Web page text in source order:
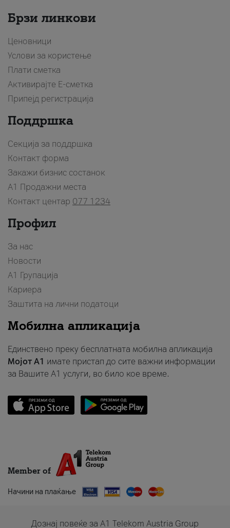
Брзи линкови
Ценовници
Услови за користење
Плати сметка
Активирајте Е-сметка
Припејд регистрација
Поддршка
Секција за поддршка
Контакт форма
Закажи бизнис состанок
A1 Продажни места
Контакт центар 077 1234
Профил
За нас
Новости
А1 Групација
Кариера
Заштита на лични податоци
Мобилна апликација
Единствено преку бесплатната мобилна апликација
Мојот A1 имате пристап до сите важни информации
за Вашите A1 услуги, во било кое време.
Member of
Начини на плаќање
Дознај повеќе за A1 Telekom Austria Group